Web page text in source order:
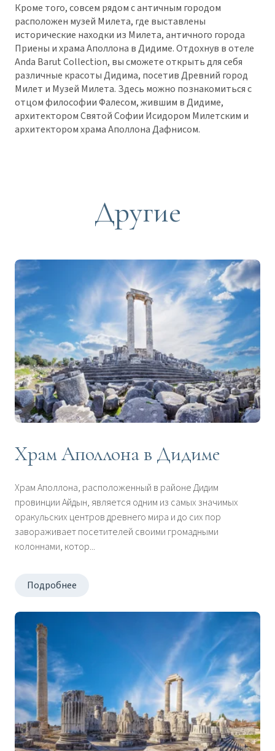
Кроме того, совсем рядом с античным городом
расположен музей Милета, где выставлены
исторические находки из Милета, античного города
Приены и храма Аполлона в Дидиме. Отдохнув в отеле
Anda Barut Collection, вы сможете открыть для себя
различные красоты Дидима, посетив Древний город
Милет и Музей Милета. Здесь можно познакомиться с
отцом философии Фалесом, жившим в Дидиме,
архитектором Святой Софии Исидором Милетским и
архитектором храма Аполлона Дафнисом.
Другие
Храм Аполлона в Дидиме
Храм Аполлона, расположенный в районе Дидим
провинции Айдын, является одним из самых значимых
оракульских центров древнего мира и до сих пор
завораживает посетителей своими громадными
колоннами, котор...
Подробнее